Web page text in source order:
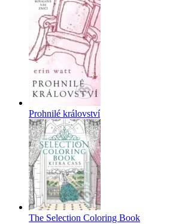
Prohnilé království
The Selection Coloring Book